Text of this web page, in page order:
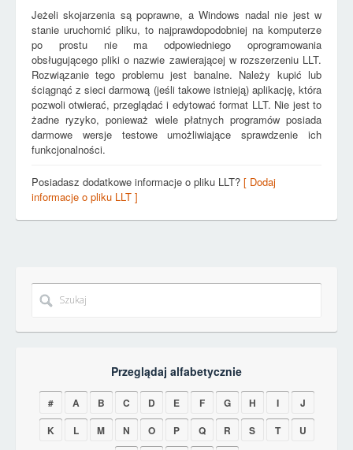
Jeżeli skojarzenia są poprawne, a Windows nadal nie jest w
stanie uruchomić pliku, to najprawdopodobniej na komputerze
po prostu nie ma odpowiedniego oprogramowania
obsługującego pliki o nazwie zawierającej w rozszerzeniu LLT.
Rozwiązanie tego problemu jest banalne. Należy kupić lub
ściągnąć z sieci darmową (jeśli takowe istnieją) aplikację, która
pozwoli otwierać, przeglądać i edytować format LLT. Nie jest to
żadne ryzyko, ponieważ wiele płatnych programów posiada
darmowe wersje testowe umożliwiające sprawdzenie ich
funkcjonalności.
Posiadasz dodatkowe informacje o pliku LLT? [ Dodaj
informacje o pliku LLT ]
Przeglądaj alfabetycznie
# A B C D E F G H I
J
K
L M N O P Q R S T
U